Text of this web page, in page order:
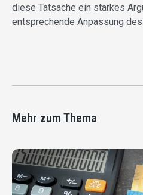
diese Tatsache ein starkes
entsprechende Anpassung
Mehr zum Thema